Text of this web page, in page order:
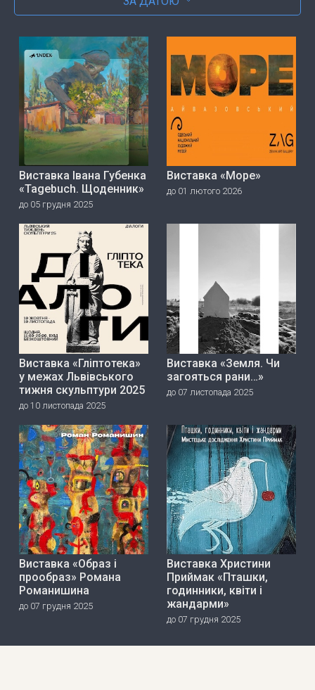
Виставка Івана Губенка
«Tagebuch. Щоденник»
до 05 грудня 2025
Виставка «Море»
до 01 лютого 2026
Виставка «Гліптотека»
у межах Львівського
тижня скульптури 2025
до 10 листопада 2025
Виставка «Земля. Чи
загояться рани…»
до 07 листопада 2025
Виставка «Образ і
прообраз» Романа
Романишина
до 07 грудня 2025
Виставка Христини
Приймак «Пташки,
годинники, квіти і
жандарми»
до 07 грудня 2025